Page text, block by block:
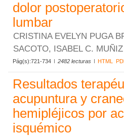
dolor
lumbar
CRISTINA EVELYN PUGA
SACOTO, ISABEL C.
Pág(s):721-734 2482 lecturas HTML
Resultados
acupuntura y
hemipléjicos por
isquémico